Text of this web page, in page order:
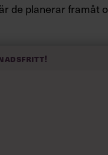
de planerar framåt
och Danmark, i
lokaler, säger